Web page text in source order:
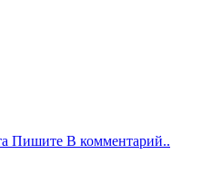
Пишите В комментарий..